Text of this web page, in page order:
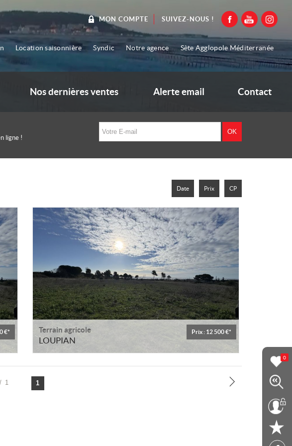
MON COMPTE SUIVEZ-NOUS !
Location saisonnière Syndic Notre agence Sète Agglopole Méditerranée
0
Nos dernières ventes Alerte email Contact
ligne !
Date Prix CP
€* Terrain agricole
LOUPIAN
Prix : 12 500 €*
1 1